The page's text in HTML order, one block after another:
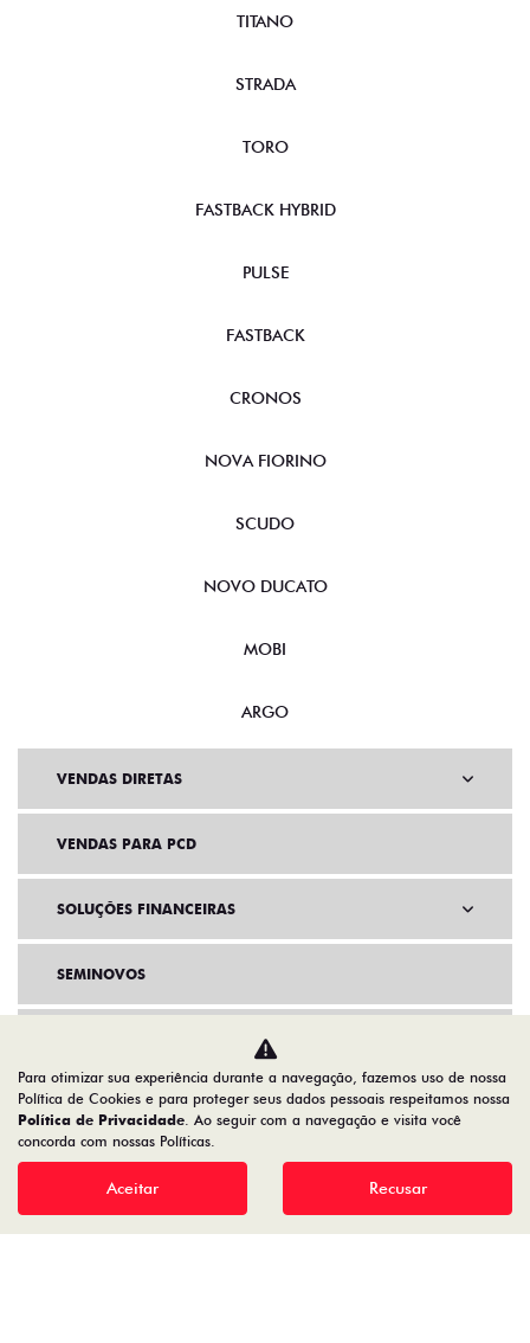
TITANO
STRADA
TORO
FASTBACK HYBRID
PULSE
FASTBACK
CRONOS
NOVA FIORINO
SCUDO
NOVO DUCATO
MOBI
ARGO
VENDAS DIRETAS
VENDAS PARA PCD
SOLUÇÕES FINANCEIRAS
SEMINOVOS
INSTITUCIONAL
Para otimizar sua experiência durante a navegação, fazemos uso de nossa
Política de Cookies e para proteger seus dados pessoais respeitamos nossa
Política de Privacidade. Ao seguir com a navegação e visita você
concorda com nossas Políticas.
Aceitar Recusar